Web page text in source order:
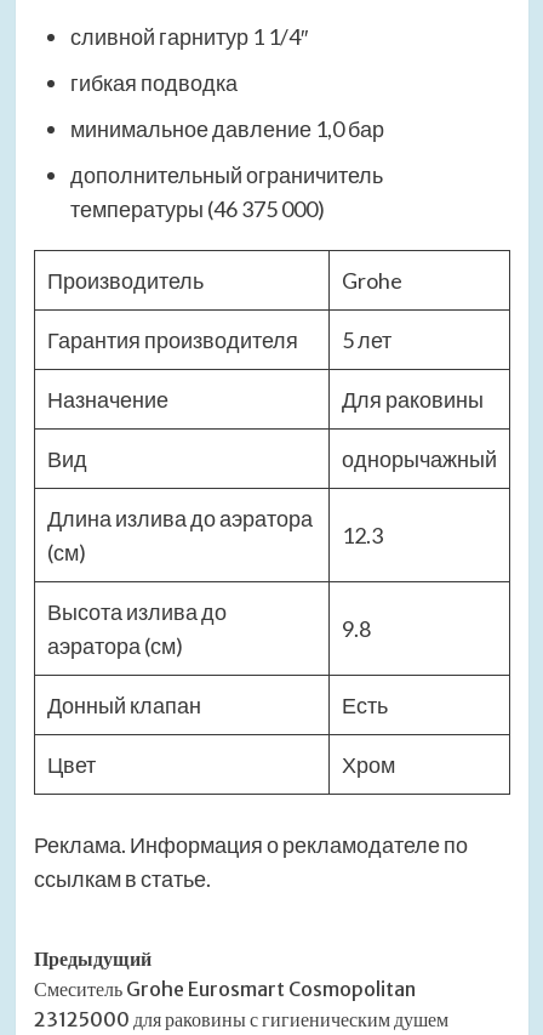
сливной гарнитур 1 1/4″
гибкая подводка
минимальное давление 1,0 бар
дополнительный ограничитель
температуры (46 375 000)
Производитель Grohe
Гарантия производителя 5 лет
Назначение Для раковины
Вид однорычажный
Длина излива до аэратора
(см)
12.3
Высота излива до
аэратора (см)
9.8
Донный клапан Есть
Цвет Хром
Реклама. Информация о рекламодателе по
ссылкам в статье.
Навигация
записи
Предыдущий
Смеситель Grohe Eurosmart Cosmopolitan
23125000 для раковины с гигиеническим душем